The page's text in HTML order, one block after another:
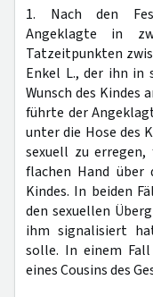
1. Nach den
Angeklagte in
Tatzeitpunkten
Enkel L., der ihn in
Wunsch des Kindes
führte der
unter die Hose des
sexuell zu
flachen Hand über
Kindes. In beiden
den sexuellen
ihm signalisiert
solle. In einem
eines Cousins des